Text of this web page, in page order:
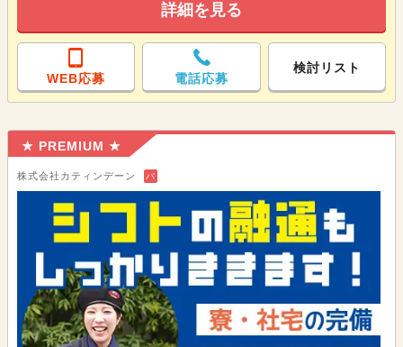
詳細を見る
WEB応募 電話応募
検討リスト
★ PREMIUM ★
株式会社カティンデーン バ